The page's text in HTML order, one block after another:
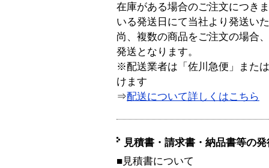
在庫がある場合のご注文につき
いる発送日にて当社より発送い
尚、複数の商品をご注文の場合
発送となります。
※配送業者は「佐川急便」また
けます
⇒配送について詳しくはこちら
見積書・請求書・納品書等の
■見積書について